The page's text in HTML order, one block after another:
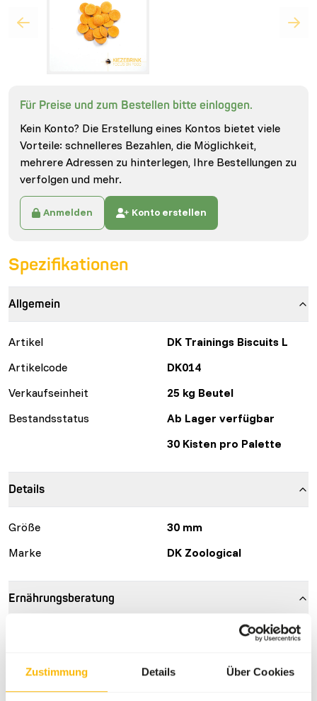
Zustimmung Details Über Cookies
Für Preise und zum Bestellen bitte einloggen.
Kein Konto? Die Erstellung eines Kontos bietet viele
Vorteile: schnelleres Bezahlen, die Möglichkeit,
mehrere Adressen zu hinterlegen, Ihre Bestellungen zu
verfolgen und mehr.
Anmelden Konto erstellen
Spezifikationen
Allgemein
Artikel
DK Trainings Biscuits L
Artikelcode
DK014
Verkaufseinheit
25 kg Beutel
Bestandsstatus
Ab Lager verfügbar
30 Kisten pro Palette
Details
Größe
30 mm
Marke
DK Zoological
Ernährungsberatung
DK Trainings Biscuits are a complementary feed for a
trainings purposes and should not make up more than 2%